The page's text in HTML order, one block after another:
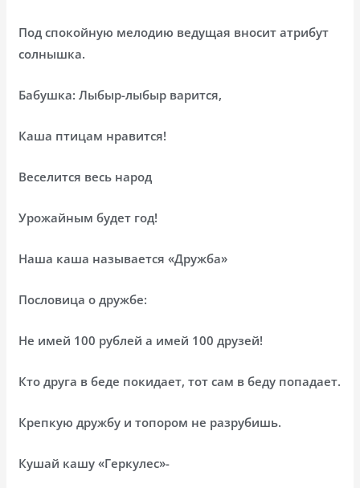
Под спокойную мелодию ведущая вносит атрибут
солнышка.
Бабушка: Лыбыр-лыбыр варится,
Каша птицам нравится!
Веселится весь народ
Урожайным будет год!
Наша каша называется «Дружба»
Пословица о дружбе:
Не имей 100 рублей а имей 100 друзей!
Кто друга в беде покидает, тот сам в беду попадает.
Крепкую дружбу и топором не разрубишь.
Кушай кашу «Геркулес»-